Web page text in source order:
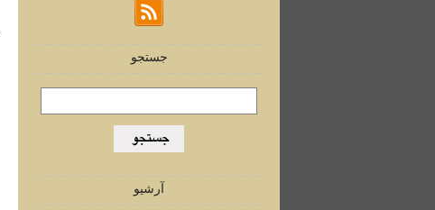
جستجو
آرشیو